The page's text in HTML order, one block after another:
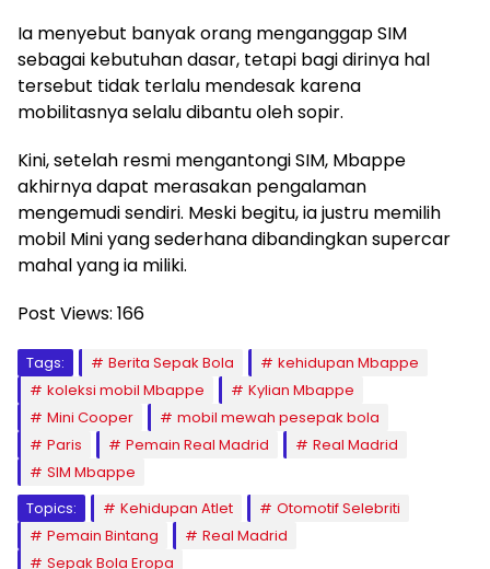
Ia menyebut banyak orang menganggap SIM
sebagai kebutuhan dasar, tetapi bagi dirinya hal
tersebut tidak terlalu mendesak karena
mobilitasnya selalu dibantu oleh sopir.
Kini, setelah resmi mengantongi SIM, Mbappe
akhirnya dapat merasakan pengalaman
mengemudi sendiri. Meski begitu, ia justru memilih
mobil Mini yang sederhana dibandingkan supercar
mahal yang ia miliki.
Post Views: 166
Tags: Berita Sepak Bola
kehidupan Mbappe
koleksi mobil Mbappe
Kylian Mbappe
Mini Cooper
mobil mewah pesepak bola
Paris
Pemain Real Madrid
Real Madrid
SIM Mbappe
Topics:
Kehidupan Atlet
Otomotif Selebriti
Pemain Bintang
Real Madrid
Sepak Bola Eropa